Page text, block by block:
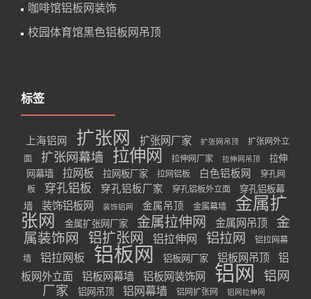
咖啡馆铝板网装饰
校园体育馆黑色铝板网吊顶
标签
上海铝网 扩张网 扩张网厂家 扩张网吊顶
扩张网外立
面
扩张网幕墙 拉伸网 拉伸网厂家 拉伸网吊顶
拉伸
网幕墙
拉网板 拉网板厂家 拉网铝板 白色铝板网
穿孔网
板
穿孔铝板 穿孔铝板厂家 穿孔铝板外立面
穿孔铝板幕
墙
装饰铝板网 装饰铝网 金属吊顶 金属幕墙
金属扩
张网
金属扩张网厂家 金属拉伸网 金属网吊顶
金
属装饰网
铝扩张网 铝拉伸网 铝拉网
铝拉网幕
墙
铝拉网板 铝板网 铝板网厂家 铝板网吊顶
铝
板网外立面
铝板网幕墙 铝板网装饰网 铝网
铝网
厂家
铝网吊顶 铝网幕墙 铝网扩张网 铝网拉伸网